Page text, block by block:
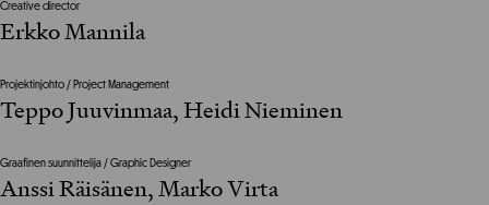
Creative director
Erkko Mannila
Projektinjohto / Project Management
Teppo Juuvinmaa, Heidi Nieminen
Graafinen suunnittelija / Graphic Designer
Anssi Räisänen, Marko Virta